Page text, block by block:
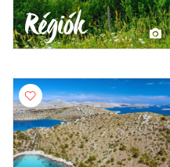
Régiók